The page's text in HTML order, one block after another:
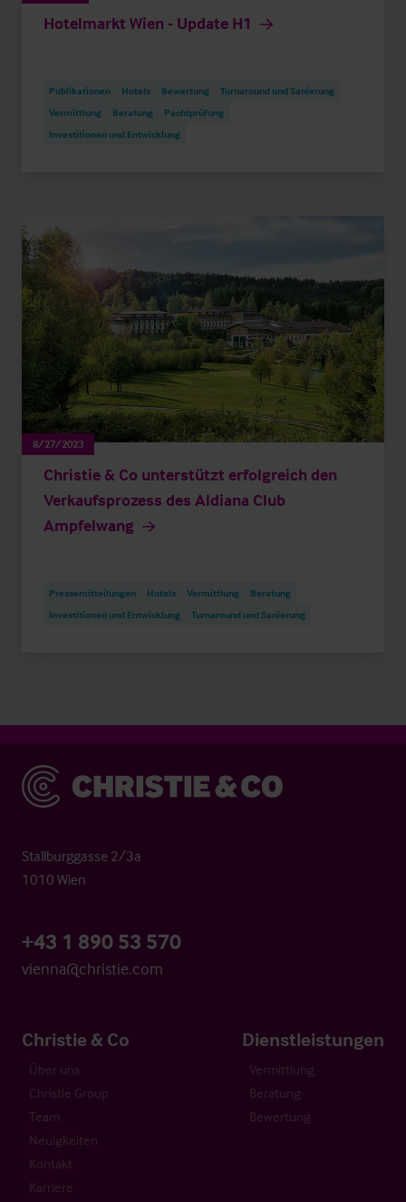
Hotelmarkt Wien - Update H1
Publikationen Hotels Bewertung
Turnaround und Sanierung
Vermittlung
Beratung
Pachtprüfung
Investitionen und Entwicklung
8/27/2023
Christie & Co unterstützt erfolgreich den
Verkaufsprozess des Aldiana Club
Ampfelwang
Pressemitteilungen Hotels Vermittlung
Beratung
Investitionen und Entwicklung
Turnaround und Sanierung
Christie & Co
Stallburggasse 2/3a
1010 Wien
+43 1 890 53 570
vienna@christie.com
Christie & Co
Über uns
Christie Group
Team
Neuigkeiten
Kontakt
Karriere
Dienstleistungen
Vermittlung
Beratung
Bewertung